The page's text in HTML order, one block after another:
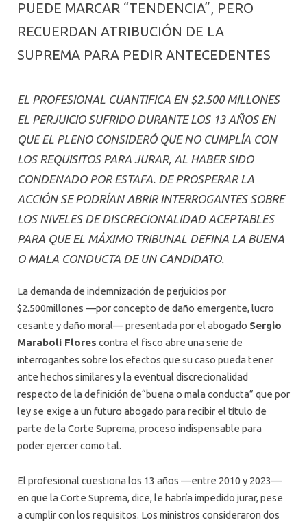
PUEDE MARCAR “TENDENCIA”, PERO
RECUERDAN ATRIBUCIÓN DE LA
SUPREMA PARA PEDIR ANTECEDENTES
EL PROFESIONAL CUANTIFICA EN $2.500 MILLONES
EL PERJUICIO SUFRIDO DURANTE LOS 13 AÑOS EN
QUE EL PLENO CONSIDERÓ QUE NO CUMPLÍA CON
LOS REQUISITOS PARA JURAR, AL HABER SIDO
CONDENADO POR ESTAFA. DE PROSPERAR LA
ACCIÓN SE PODRÍAN ABRIR INTERROGANTES SOBRE
LOS NIVELES DE DISCRECIONALIDAD ACEPTABLES
PARA QUE EL MÁXIMO TRIBUNAL DEFINA LA BUENA
O MALA CONDUCTA DE UN CANDIDATO.
La demanda de indemnización de perjuicios por
$2.500millones —por concepto de daño emergente, lucro
cesante y daño moral— presentada por el abogado Sergio
Maraboli Flores contra el fisco abre una serie de
interrogantes sobre los efectos que su caso pueda tener
ante hechos similares y la eventual discrecionalidad
respecto de la definición de“buena o mala conducta” que por
ley se exige a un futuro abogado para recibir el título de
parte de la Corte Suprema, proceso indispensable para
poder ejercer como tal.
El profesional cuestiona los 13 años —entre 2010 y 2023—
en que la Corte Suprema, dice, le habría impedido jurar, pese
a cumplir con los requisitos. Los ministros consideraron dos